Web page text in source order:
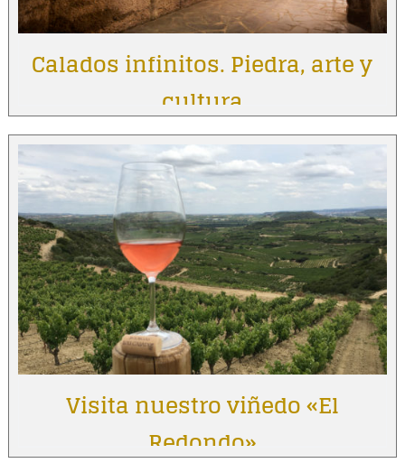
Calados infinitos. Piedra, arte y
cultura
Visita nuestro viñedo «El
Redondo»